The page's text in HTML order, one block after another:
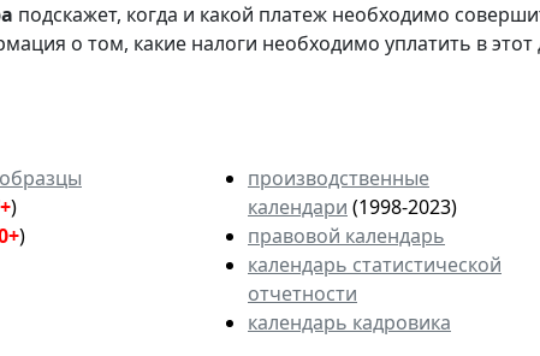
подскажет, когда и какой платеж необходимо
о том, какие налоги необходимо уплатить в
)
)
производственные
календари (1998-2023)
правовой календарь
календарь статистической
отчетности
календарь кадровика